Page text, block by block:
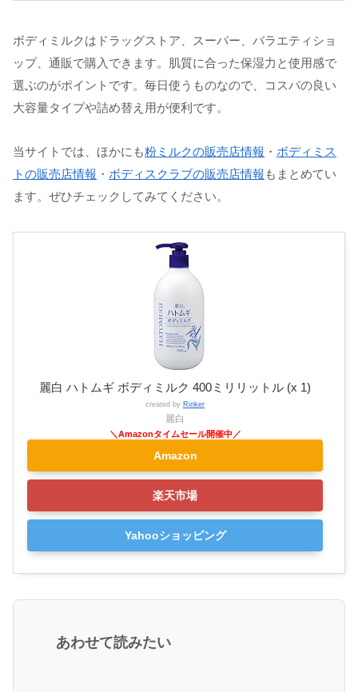
ボディミルクはドラッグストア、スーパー、バラエティショ
ップ、通販で購入できます。肌質に合った保湿力と使用感で
選ぶのがポイントです。毎日使うものなので、コスパの良い
大容量タイプや詰め替え用が便利です。
当サイトでは、ほかにも粉ミルクの販売店情報 ・ ボディミス
トの販売店情報 ・ ボディスクラブの販売店情報 もまとめてい
ます。ぜひチェックしてみてください。
麗白 ハトムギ ボディミルク 400ミリリットル (x 1)
created by Rinker
麗白
Amazon
楽天市場
Yahooショッピング
あわせて読みたい